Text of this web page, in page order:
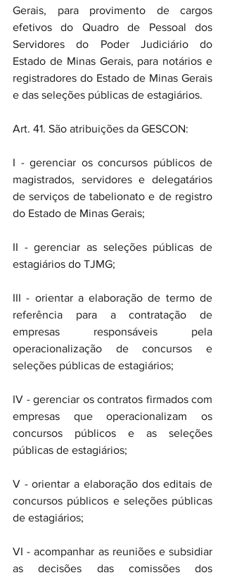
Gerais, para provimento de cargos
efetivos do Quadro de Pessoal dos
Servidores do Poder Judiciário do
Estado de Minas Gerais, para notários e
registradores do Estado de Minas Gerais
e das seleções públicas de estagiários.
Art. 41. São atribuições da GESCON:
I - gerenciar os concursos públicos de
magistrados, servidores e delegatários
de serviços de tabelionato e de registro
do Estado de Minas Gerais;
II - gerenciar as seleções públicas de
estagiários do TJMG;
III - orientar a elaboração de termo de
referência para a contratação de
empresas responsáveis pela
operacionalização de concursos e
seleções públicas de estagiários;
IV - gerenciar os contratos firmados com
empresas que operacionalizam os
concursos públicos e as seleções
públicas de estagiários;
V - orientar a elaboração dos editais de
concursos públicos e seleções públicas
de estagiários;
VI - acompanhar as reuniões e subsidiar
as decisões das comissões dos